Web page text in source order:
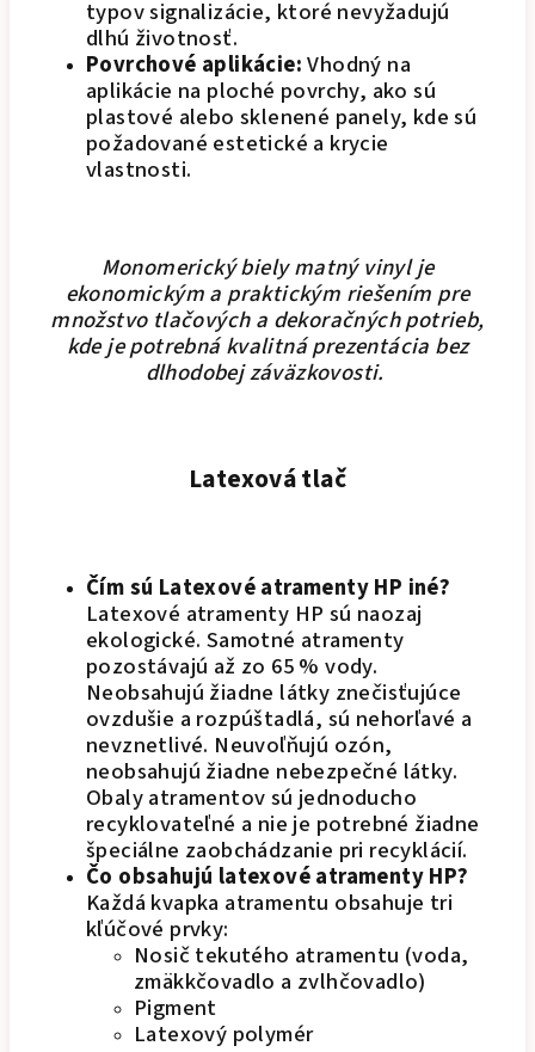
typov signalizácie, ktoré nevyžadujú
dlhú životnosť.
Povrchové aplikácie:Vhodný na
aplikácie na ploché povrchy, ako sú
plastové alebo sklenené panely, kde sú
požadované estetické a krycie
vlastnosti.
Monomerický biely matný vinyl je
ekonomickým a praktickým riešením pre
množstvo tlačových a dekoračných potrieb,
kde je potrebná kvalitná prezentácia bez
dlhodobej záväzkovosti.
Latexová tlač
Čím sú Latexové atramenty HP iné?
Latexové atramenty HP sú naozaj
ekologické. Samotné atramenty
pozostávajú až zo 65 % vody.
Neobsahujú žiadne látky znečisťujúce
ovzdušie a rozpúštadlá, sú nehorľavé a
nevznetlivé. Neuvoľňujú ozón,
neobsahujú žiadne nebezpečné látky.
Obaly atramentov sú jednoducho
recyklovateľné a nie je potrebné žiadne
špeciálne zaobchádzanie pri recyklácií.
Čo obsahujú latexové atramenty HP?
Každá kvapka atramentu obsahuje tri
kľúčové prvky:
Nosič tekutého atramentu (voda,
zmäkkčovadlo a zvlhčovadlo)
Pigment
Latexový polymér